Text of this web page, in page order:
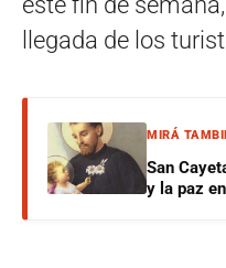
llegada de los
MIRÁ
San
y la paz